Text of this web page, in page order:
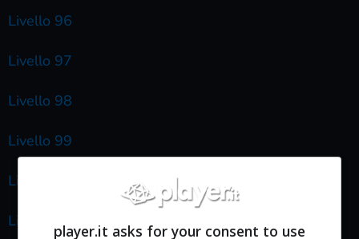
Livello 96
Livello 97
Livello 98
Livello 99
Livello 100
Livello 101
player.it asks for your consent to use